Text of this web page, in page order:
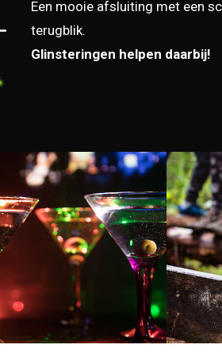
Een mooie afsluiting met een
terugblik.
Glinsteringen helpen daarbij!